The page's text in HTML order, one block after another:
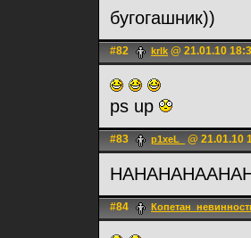
бугогашник))
#82 krlk @ 21.01.10
ps up
#83 p1xeL_ @ 21.01.10
#84